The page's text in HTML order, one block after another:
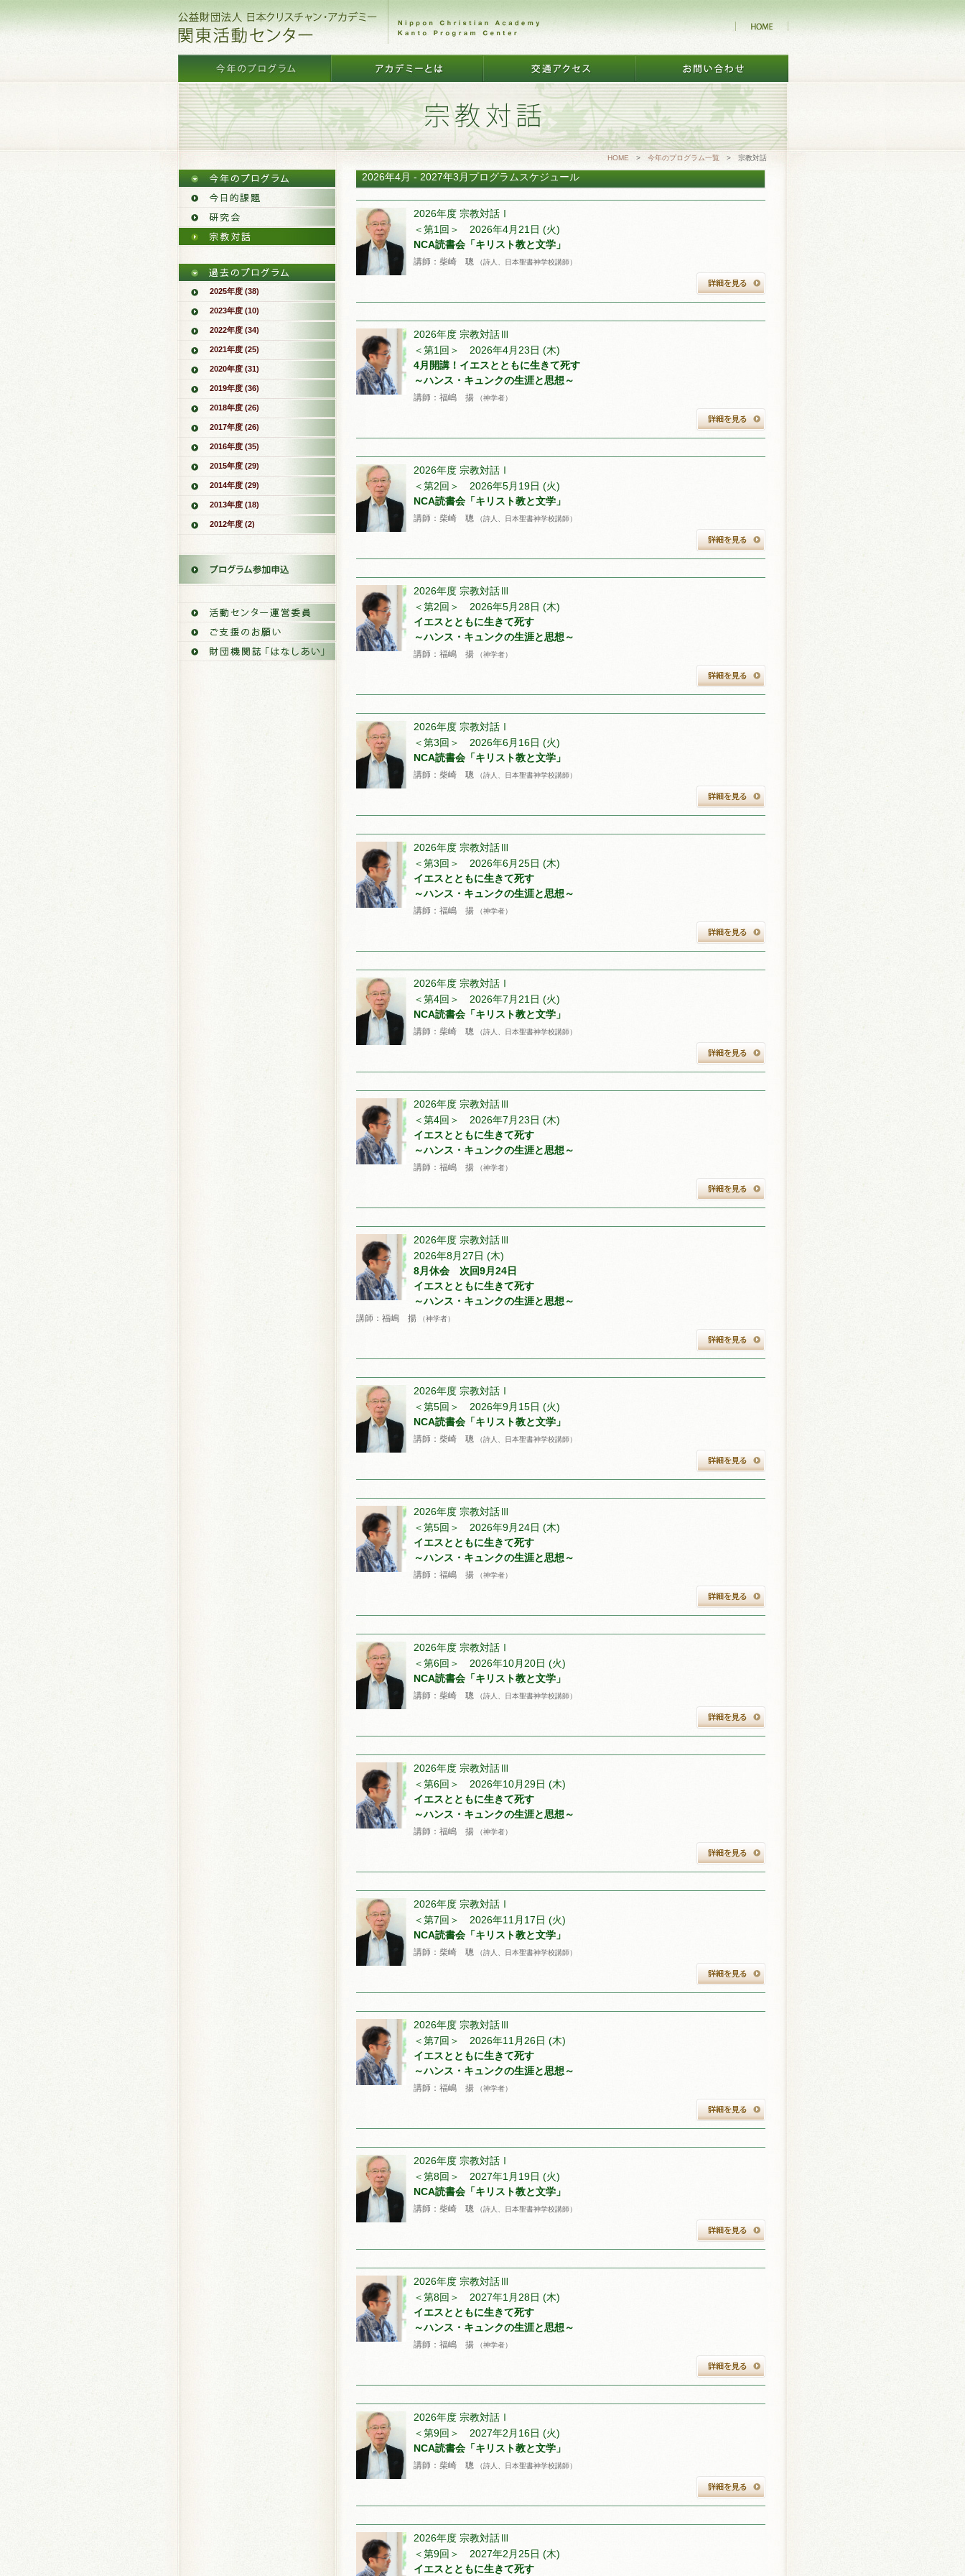
2025年度 (38)
2023年度 (10)
2022年度 (34)
2021年度 (25)
2020年度 (31)
2019年度 (36)
2018年度 (26)
2017年度 (26)
2016年度 (35)
2015年度 (29)
2014年度 (29)
2013年度 (18)
2012年度 (2)
HOME > 今年のプログラム一覧 > 宗教対話
2026年4月 - 2027年3月プログラムスケジュール
2026年度 宗教対話Ⅰ
＜第1回＞ 2026年4月21日 (火)
NCA読書会「キリスト教と文学」
講師：柴崎 聰 （詩人、日本聖書神学校講師）
2026年度 宗教対話Ⅲ
＜第1回＞ 2026年4月23日 (木)
4月開講！イエスとともに生きて死す
～ハンス・キュンクの生涯と思想～
講師：福嶋 揚 （神学者）
2026年度 宗教対話Ⅰ
＜第2回＞ 2026年5月19日 (火)
NCA読書会「キリスト教と文学」
講師：柴崎 聰 （詩人、日本聖書神学校講師）
2026年度 宗教対話Ⅲ
＜第2回＞ 2026年5月28日 (木)
イエスとともに生きて死す
～ハンス・キュンクの生涯と思想～
講師：福嶋 揚 （神学者）
2026年度 宗教対話Ⅰ
＜第3回＞ 2026年6月16日 (火)
NCA読書会「キリスト教と文学」
講師：柴崎 聰 （詩人、日本聖書神学校講師）
2026年度 宗教対話Ⅲ
＜第3回＞ 2026年6月25日 (木)
イエスとともに生きて死す
～ハンス・キュンクの生涯と思想～
講師：福嶋 揚 （神学者）
2026年度 宗教対話Ⅰ
＜第4回＞ 2026年7月21日 (火)
NCA読書会「キリスト教と文学」
講師：柴崎 聰 （詩人、日本聖書神学校講師）
2026年度 宗教対話Ⅲ
＜第4回＞ 2026年7月23日 (木)
イエスとともに生きて死す
～ハンス・キュンクの生涯と思想～
講師：福嶋 揚 （神学者）
2026年度 宗教対話Ⅲ
2026年8月27日 (木)
8月休会 次回9月24日
イエスとともに生きて死す
～ハンス・キュンクの生涯と思想～
講師：福嶋 揚 （神学者）
2026年度 宗教対話Ⅰ
＜第5回＞ 2026年9月15日 (火)
NCA読書会「キリスト教と文学」
講師：柴崎 聰 （詩人、日本聖書神学校講師）
2026年度 宗教対話Ⅲ
＜第5回＞ 2026年9月24日 (木)
イエスとともに生きて死す
～ハンス・キュンクの生涯と思想～
講師：福嶋 揚 （神学者）
2026年度 宗教対話Ⅰ
＜第6回＞ 2026年10月20日 (火)
NCA読書会「キリスト教と文学」
講師：柴崎 聰 （詩人、日本聖書神学校講師）
2026年度 宗教対話Ⅲ
＜第6回＞ 2026年10月29日 (木)
イエスとともに生きて死す
～ハンス・キュンクの生涯と思想～
講師：福嶋 揚 （神学者）
2026年度 宗教対話Ⅰ
＜第7回＞ 2026年11月17日 (火)
NCA読書会「キリスト教と文学」
講師：柴崎 聰 （詩人、日本聖書神学校講師）
2026年度 宗教対話Ⅲ
＜第7回＞ 2026年11月26日 (木)
イエスとともに生きて死す
～ハンス・キュンクの生涯と思想～
講師：福嶋 揚 （神学者）
2026年度 宗教対話Ⅰ
＜第8回＞ 2027年1月19日 (火)
NCA読書会「キリスト教と文学」
講師：柴崎 聰 （詩人、日本聖書神学校講師）
2026年度 宗教対話Ⅲ
＜第8回＞ 2027年1月28日 (木)
イエスとともに生きて死す
～ハンス・キュンクの生涯と思想～
講師：福嶋 揚 （神学者）
2026年度 宗教対話Ⅰ
＜第9回＞ 2027年2月16日 (火)
NCA読書会「キリスト教と文学」
講師：柴崎 聰 （詩人、日本聖書神学校講師）
2026年度 宗教対話Ⅲ
＜第9回＞ 2027年2月25日 (木)
イエスとともに生きて死す